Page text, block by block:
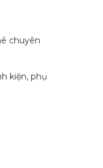
chuyên
kiện, phụ